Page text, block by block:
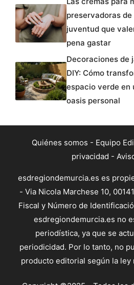
preservadoras de
juventud que
pena gastar
Decoraciones de
DIY: Cómo
espacio verde en
oasis personal
Quiénes somos - Equipo
privacidad -
esdregiondemurcia.es es
- Via Nicola Marchese 10,
Fiscal y Número de
esdregiondemurcia.es no
periodística, ya que se
periodicidad. Por lo tanto, no
producto editorial según la ley